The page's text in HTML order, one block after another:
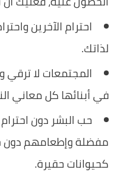
احترام الآخرين
لذاتك.
المجتمعات لا ترقي
في أبنائها كل معاني
حب البشر دون
مفضلة وإطعامهم
كحيوانات حقيرة.